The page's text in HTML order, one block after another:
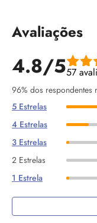
Avaliações
4.8/557
96% dos respondentes
5 Estrelas
4 Estrelas
3 Estrelas
2 Estrelas
1 Estrela